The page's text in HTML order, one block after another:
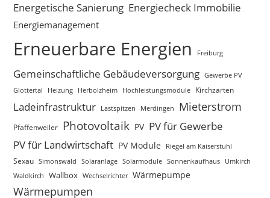
Energetische Sanierung Energiecheck Immobilie
Energiemanagement
Erneuerbare Energien Freiburg
Gemeinschaftliche Gebäudeversorgung Gewerbe PV
Glottertal
Heizung Herbolzheim Hochleistungsmodule Kirchzarten
Ladeinfrastruktur Lastspitzen Merdingen Mieterstrom
Pfaffenweiler Photovoltaik PV PV für Gewerbe
PV für Landwirtschaft PV Module Riegel am Kaiserstuhl
Sexau Simonswald Solaranlage Solarmodule Sonnenkaufhaus Umkirch
Waldkirch Wallbox Wechselrichter Wärmepumpe
Wärmepumpen